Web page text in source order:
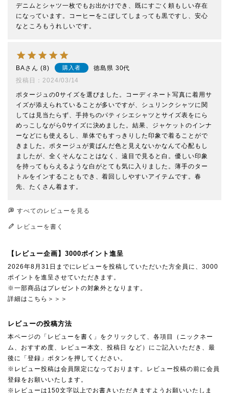
デニムとシャツ一枚でもお出かけでき、既にすごく頼もしい存在
になっています。コーヒーをこぼしてしまっても黒ですし、安心
なところもうれしいです。
BA 8 購入者 徳島県 30代
投稿日
2024/03/14
ポタージュの0サイズを選びました。コーディネート写真に着用サ
イズが添えられていることが多いですが、シュリンクシャツに関
しては見当たらず、手持ちのパティシエシャツとサイズ表をにら
めっこしながら0サイズに決めました。結果、ジャケットのインナ
ーなどにも使えるし、単体でもすっきりした印象で着ることがで
きました。ポタージュが黄ばんだ色と見えないかなんて心配もし
ましたが、全くそんなことはなく、遠目で見ると白。優しい印象
を持ってもらえるような白がとても気に入りました。薄手のター
トルをインすることもでき、着回ししやすいアイテムです。春
先、たくさん着ます。
すべてのレビューを見る
レビューを書く
【レビュー企画】3000ポイント進呈
2026年8月31日までにレビューを投稿していただいた方全員に、3000
ポイントを進呈させていただきます。
※一部商品はプレゼントの対象外となります。
詳細はこちら＞＞＞
レビューの投稿方法
本ページの「レビューを書く」をクリックして、各項目（ニックネー
ム、おすすめ度、レビュー本文、投稿日 など）にご記入いただき、最
後に「登録」ボタンを押してください。
※レビュー投稿は会員限定になっております。レビュー投稿の前に会員
登録をお願いいたします。
※レビューは150文字以上でお書きいただきますようお願いいたしま